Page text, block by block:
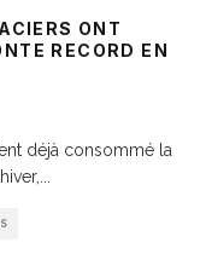
ONT
RECORD EN
déjà consommé la